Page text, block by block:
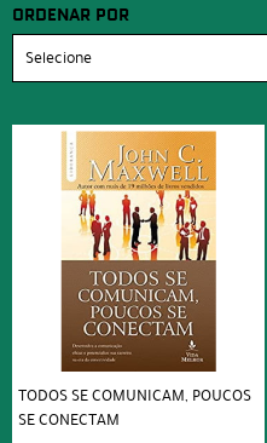
ORDENAR POR
Selecione
TODOS SE COMUNICAM, POUCOS
SE CONECTAM